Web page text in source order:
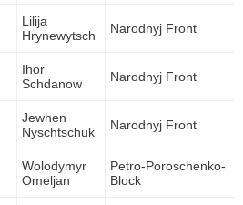
Lilija
Hrynewytsch
Narodnyj Front
Ihor
Schdanow
Narodnyj Front
Jewhen
Nyschtschuk
Narodnyj Front
Wolodymyr
Omeljan
Petro-Poroschenko-
Block